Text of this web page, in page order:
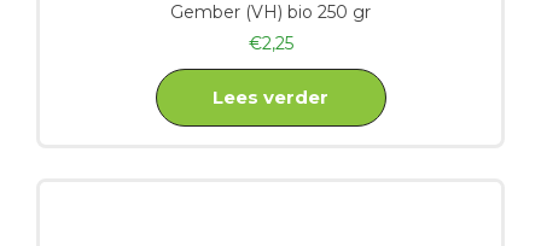
Gember (VH) bio 250 gr
€2,25
Lees verder